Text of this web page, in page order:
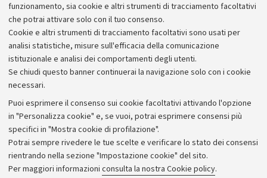
funzionamento, sia cookie e altri strumenti di tracciamento facoltativi
che potrai attivare solo con il tuo consenso.
Cookie e altri strumenti di tracciamento facoltativi sono usati per
analisi statistiche, misure sull'efficacia della comunicazione
istituzionale e analisi dei comportamenti degli utenti.
Se chiudi questo banner continuerai la navigazione solo con i cookie
necessari.
Puoi esprimere il consenso sui cookie facoltativi attivando l'opzione
in "Personalizza cookie" e, se vuoi, potrai esprimere consensi più
specifici in "Mostra cookie di profilazione".
Potrai sempre rivedere le tue scelte e verificare lo stato dei consensi
rientrando nella sezione "Impostazione cookie" del sito.
Per maggiori informazioni consulta la nostra Cookie policy.
Tutte le tappe di R.E.D. Carpet
Archivio
Comunicati stampa
Redazione
Rassegna stampa